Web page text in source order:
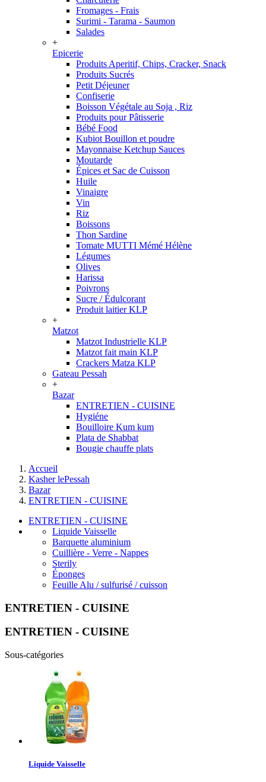
Fromages - Frais
Surimi - Tarama - Saumon
Salades
+
Epicerie
Produits Aperitif, Chips, Cracker, Snack
Produits Sucrés
Petit Déjeuner
Confiserie
Boisson Végétale au Soja , Riz
Produits pour Pâtisserie
Bébé Food
Kubiot Bouillon et poudre
Mayonnaise Ketchup Sauces
Moutarde
Épices et Sac de Cuisson
Huile
Vinaigre
Vin
Riz
Boissons
Thon Sardine
Tomate MUTTI Mémé Hélène
Légumes
Olives
Harissa
Poivrons
Sucre / Édulcorant
Produit laitier KLP
+
Matzot
Matzot Industrielle KLP
Matzot fait main KLP
Crackers Matza KLP
Gateau Pessah
+
Bazar
ENTRETIEN - CUISINE
Hygiéne
Bouilloire Kum kum
Plata de Shabbat
Bougie chauffe plats
Accueil
Kasher lePessah
Bazar
ENTRETIEN - CUISINE
ENTRETIEN - CUISINE
Liquide Vaisselle
Barquette aluminium
Cuillière - Verre - Nappes
Sterily
Éponges
Feuille Alu / sulfurisé / cuisson
ENTRETIEN - CUISINE
ENTRETIEN - CUISINE
Sous-catégories
Liquide Vaisselle